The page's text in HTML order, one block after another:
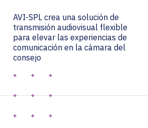
AVI-SPL crea una solución de
transmisión audiovisual flexible
para elevar las experiencias de
comunicación en la cámara del
consejo